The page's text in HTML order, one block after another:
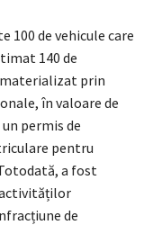
de vehicule care
140 de
prin
în valoare de
permis de
pentru
a fost
activităților
de